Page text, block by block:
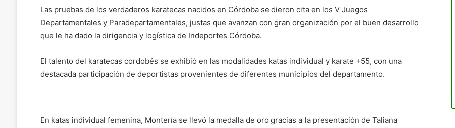
Las pruebas de los verdaderos karatecas nacidos en Córdoba se dieron cita en los V Juegos
Departamentales y Paradepartamentales, justas que avanzan con gran organización por el buen desarrollo
que le ha dado la dirigencia y logística de Indeportes Córdoba.
El talento del karatecas cordobés se exhibió en las modalidades katas individual y karate +55, con una
destacada participación de deportistas provenientes de diferentes municipios del departamento.
En katas individual femenina, Montería se llevó la medalla de oro gracias a la presentación de Taliana